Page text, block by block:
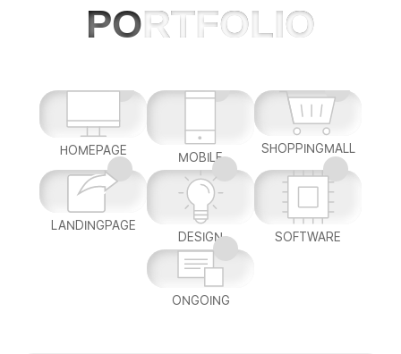
PORTFOLIO
HOMEPAGE MOBILE
SHOPPINGMALL
LANDINGPAGE
DESIGN
SOFTWARE
ONGOING